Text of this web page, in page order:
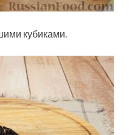
кубиками.